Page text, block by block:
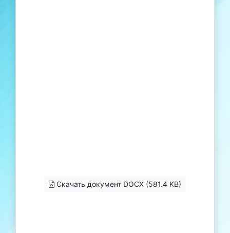
Скачать документ DOCX (581.4 KB)